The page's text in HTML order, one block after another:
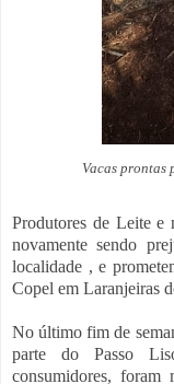
Vacas prontas
Produtores de Leite e
novamente sendo
localidade , e
Copel em Laranjeiras
No último fim de
parte do Passo
consumidores,